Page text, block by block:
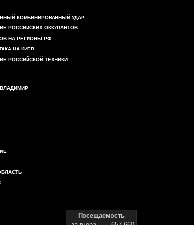
КОМБИНИРОВАННЫЙ УДАР
РОССИЙСКИХ ОККУПАНТОВ
НА РЕГИОНЫ РФ
НА КИЕВ
РОССИЙСКОЙ ТЕХНИКИ
Посещаемость